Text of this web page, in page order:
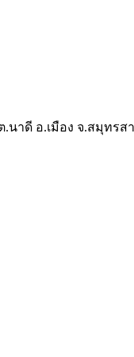
นาดี อ.เมือง จ.สมุทรส